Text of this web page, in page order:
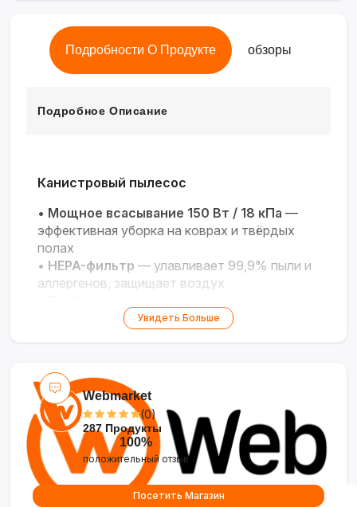
Подробности О Продукте обзоры
Подробное Описание
Канистровый пылесос
• Мощное всасывание 150 Вт / 18 кПа —
эффективная уборка на коврах и твёрдых
полах
• HEPA-фильтр — улавливает 99,9% пыли и
аллергенов, защищает воздух
собирает шерсть и волосы с мебели и ковров
•Полный комплект насадок
щелей, мебели и труднодоступных мест
Увидеть Больше
Webmarket
(0)
287 Продукты
100%
положительный отзыв
Посетить Магазин